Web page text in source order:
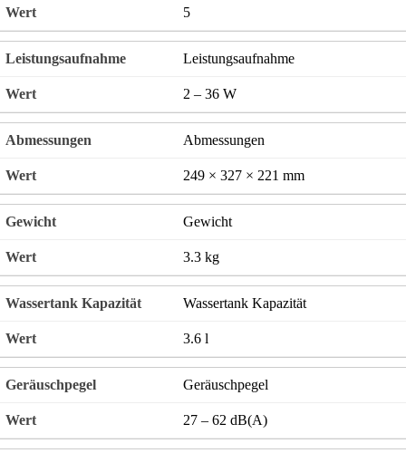
5
Leistungsaufnahme
2 – 36 W
Abmessungen
249 × 327 × 221 mm
Gewicht
3.3 kg
Wassertank Kapazität
3.6 l
Geräuschpegel
27 – 62 dB(A)